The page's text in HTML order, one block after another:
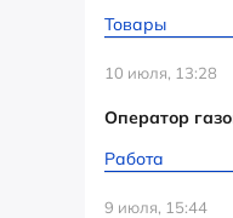
Товары
10 июля, 13:28
Оператор
Работа
9 июля, 15:44